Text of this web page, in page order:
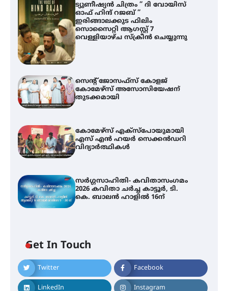
ട്യുണീഷ്യൻ ചിത്രം ” ദി വോയിസ്
ഓഫ് ഹിന്ദ് റജബ് ”
ഇരിങ്ങാലക്കുട ഫിലിം
സൊസൈറ്റി ആഗസ്റ്റ് 7
വെള്ളിയാഴ്ച സ്‌ക്രീൻ ചെയ്യുന്നു
സെന്റ് ജോസഫ്സ് കോളജ്
കോമേഴ്‌സ് അസോസിയേഷന്
തുടക്കമായി
കോമേഴ്സ് എക്സ്പോയുമായി
എസ് എൻ ഹയർ സെക്കൻഡറി
വിദ്യാർത്ഥികൾ
സർഗ്ഗസാഹിതി- കവിതാസംഗമം
2026 കവിതാ ചർച്ച കാട്ടൂർ, ടി.
കെ. ബാലൻ ഹാളിൽ 16ന്
Get In Touch
Twitter Facebook
LinkedIn Instagram